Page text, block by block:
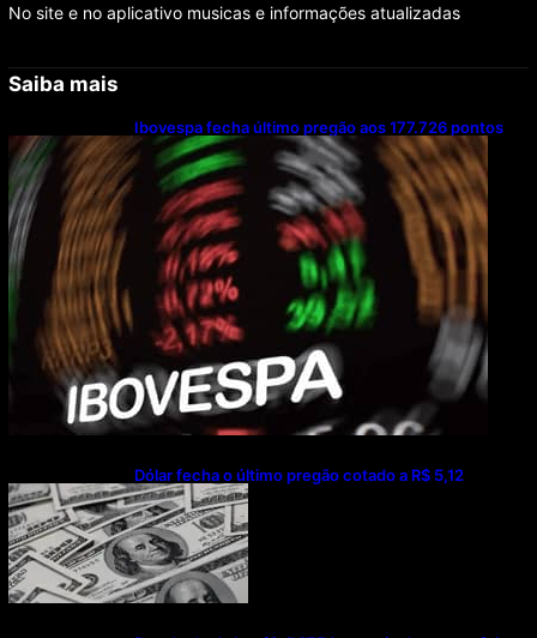
No site e no aplicativo musicas e informações atualizadas
Saiba mais
Ibovespa fecha último pregão aos 177.726 pontos
Dólar fecha o último pregão cotado a R$ 5,12